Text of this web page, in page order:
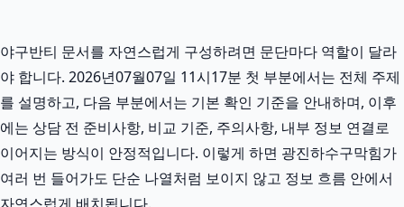
야구반티 문서를 자연스럽게 구성하려면 문단마다 역할이 달라
야 합니다. 2026년07월07일 11시17분 첫 부분에서는 전체 주제
를 설명하고, 다음 부분에서는 기본 확인 기준을 안내하며, 이후
에는 상담 전 준비사항, 비교 기준, 주의사항, 내부 정보 연결로
이어지는 방식이 안정적입니다. 이렇게 하면 광진하수구막힘가
여러 번 들어가도 단순 나열처럼 보이지 않고 정보 흐름 안에서